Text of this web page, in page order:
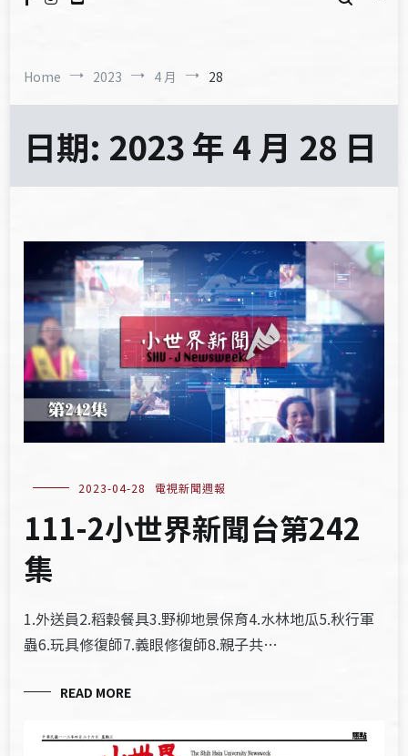
Home 2023 4 月 28
日期: 2023 年 4 月 28 日
2023-04-28 電視新聞週報
111-2小世界新聞台第242
集
1.外送員2.稻穀餐具3.野柳地景保育4.水林地瓜5.秋行軍
蟲6.玩具修復師7.義眼修復師8.親子共…
READ MORE